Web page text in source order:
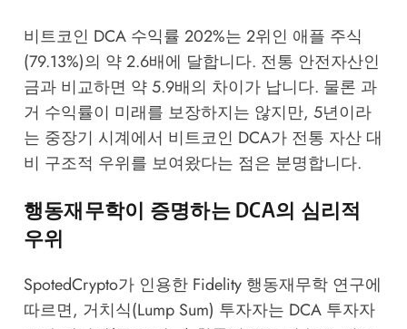
비트코인 DCA 수익률 202%는 2위인 애플 주식
(79.13%)의 약 2.6배에 달합니다. 전통 안전자산인
금과 비교하면 약 5.9배의 차이가 납니다. 물론 과
거 수익률이 미래를 보장하지는 않지만, 5년이라
는 중장기 시계에서 비트코인 DCA가 전통 자산 대
비 구조적 우위를 보여왔다는 점은 분명합니다.
행동재무학이 증명하는 DCA의 심리적
우위
SpotedCrypto가 인용한 Fidelity 행동재무학 연구에
따르면, 거치식(Lump Sum) 투자자는 DCA 투자자